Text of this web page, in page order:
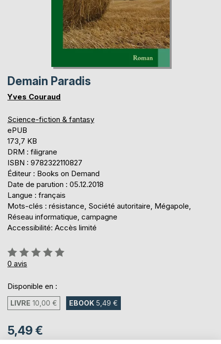
Demain Paradis
Yves Couraud
Science-fiction & fantasy
ePUB
173,7 KB
DRM : filigrane
ISBN : 9782322110827
Éditeur : Books on Demand
Date de parution : 05.12.2018
Langue : français
Mots-clés : résistance, Société autoritaire, Mégapole,
Réseau informatique, campagne
Accessibilité: Accès limité
Évaluation:
0%
0 avis
Disponible en :
LIVRE 10,00 € EBOOK 5,49 €
5,49 €